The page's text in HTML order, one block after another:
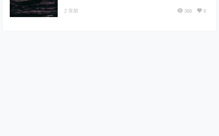
2 年前 300 0